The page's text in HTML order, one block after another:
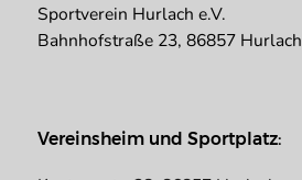
Sportverein Hurlach e.V.
Bahnhofstraße 23, 86857 Hurlach
Vereinsheim und Sportplatz: